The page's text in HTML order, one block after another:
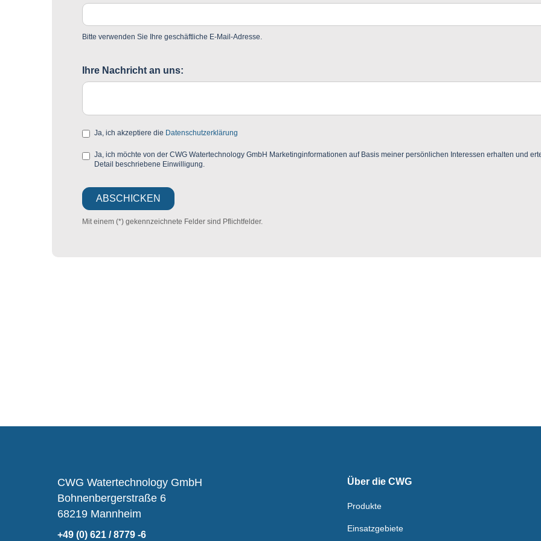
Bitte verwenden Sie Ihre geschäftliche E-Mail-Adresse.
Ihre Nachricht an uns:
Ja, ich akzeptiere die Datenschutzerklärung
Ja, ich möchte von der CWG Watertechnology GmbH Marketinginformationen auf Basis meiner persönlichen Interessen erhalten und
Detail beschriebene Einwilligung.
Mit einem (*) gekennzeichnete Felder sind Pflichtfelder.
CWG Watertechnology GmbH
Bohnenbergerstraße 6
68219 Mannheim
+49 (0) 621 / 8779 -6
Über die CWG
Produkte
Einsatzgebiete